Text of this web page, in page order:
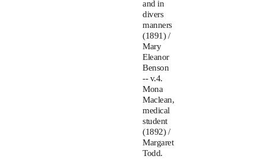
and in
divers
manners
(1891) /
Mary
Eleanor
Benson
-- v.4.
Mona
Maclean,
medical
student
(1892) /
Margaret
Todd.